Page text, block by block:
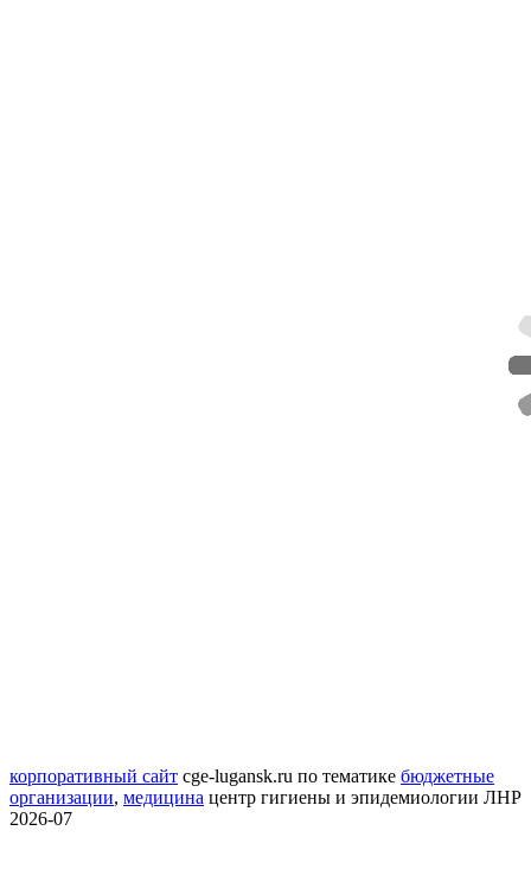
корпоративный сайт cge-lugansk.ru по тематике бюджетные
организации, медицина центр гигиены и эпидемиологии ЛНР
2026-07